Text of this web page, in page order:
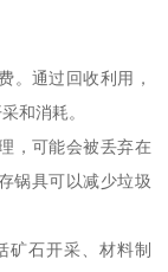
。通过回收利用，
和消耗。
，可能会被丢弃在
锅具可以减少垃圾
矿石开采、材料制